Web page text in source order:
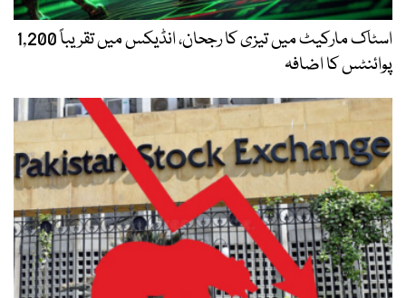
اسٹاک مارکیٹ میں تیزی کا رجحان، انڈیکس میں تقریباً 1,200
پوائنٹس کا اضافہ